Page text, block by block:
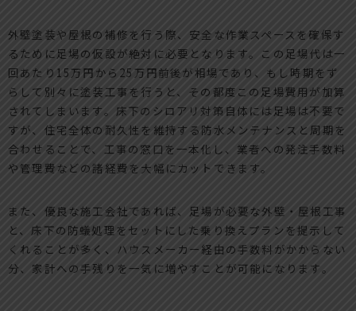
外壁塗装や屋根の補修を行う際、安全な作業スペースを確保す
るために足場の仮設が絶対に必要となります。この足場代は一
回あたり15万円から25万円前後が相場であり、もし時期をず
らして別々に塗装工事を行うと、その都度この足場費用が加算
されてしまいます。床下のシロアリ対策自体には足場は不要で
すが、住宅全体の耐久性を維持する防水メンテナンスと周期を
合わせることで、工事の窓口を一本化し、業者への発注手数料
や管理費などの諸経費を大幅にカットできます。
また、優良な施工会社であれば、足場が必要な外壁・屋根工事
と、床下の防蟻処理をセットにした乗り換えプランを提示して
くれることが多く、ハウスメーカー経由の手数料がかからない
分、家計への手残りを一気に増やすことが可能になります。